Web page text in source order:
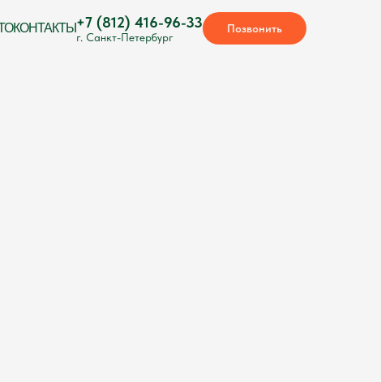
КОНТАКТЫ +7 (812) 416-96-33
г. Санкт-Петербург
Позвонить